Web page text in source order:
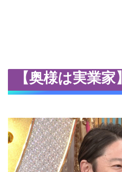
【奥様は実業家】